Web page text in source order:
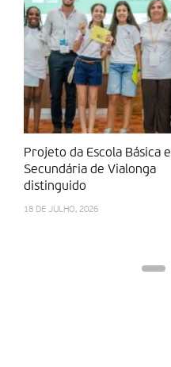
Projeto da Escola Básica e
Secundária de Vialonga
distinguido
18 DE JULHO, 2026